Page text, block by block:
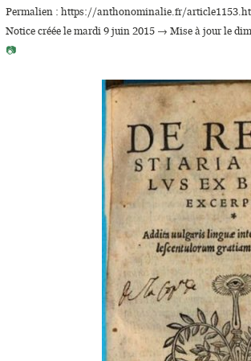
Permalien : https://anthonominalie.fr/
Notice créée le mardi 9 juin 2015 → Mise à jour le
📷